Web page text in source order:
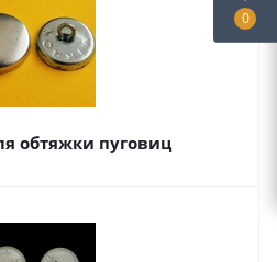
обтяжки пуговиц
0